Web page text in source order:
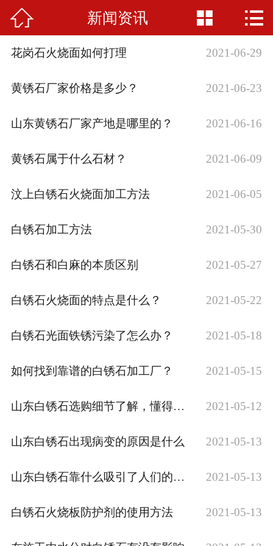
网站首页
联系我们
 新闻资讯  
花岗石火烧面如何打理 2021-06-29
黄锈石厂家价格是多少？ 2021-06-23
山东黄锈石厂家产地是哪里的？ 2021-06-16
黄锈石属于什么石材？ 2021-06-09
汶上白锈石火烧面加工方法 2021-06-05
白锈石加工方法 2021-05-30
白锈石和白麻的本质区别 2021-05-27
白锈石火烧面的特点是什么？ 2021-05-22
白锈石光面铁锈污染了怎么办？ 2021-05-18
如何找到靠谱的白锈石加工厂？ 2021-05-15
山东白锈石选购细节了解，懂得越多越可以利用它 2021-05-12
山东白锈石出现病变的原因是什么 2021-05-13
山东白锈石靠什么吸引了人们的目光？ 2021-05-13
白锈石火烧板防护剂的使用方法 2021-05-13